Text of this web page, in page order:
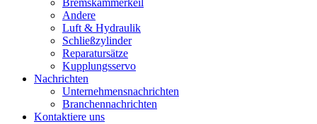
Bremskammerkeil
Andere
Luft & Hydraulik
Schließzylinder
Reparatursätze
Kupplungsservo
Nachrichten
Unternehmensnachrichten
Branchennachrichten
Kontaktiere uns